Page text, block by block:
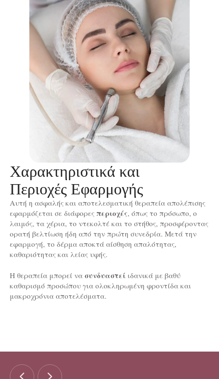
Χαρακτηριστικά και
Περιοχές Εφαρμογής
Αυτή η ασφαλής και αποτελεσματική θεραπεία απολέπισης
εφαρμόζεται σε διάφορες περιοχές, όπως το πρόσωπο, ο
λαιμός, τα χέρια, το ντεκολτέ και το στήθος, προσφέροντας
ορατή βελτίωση ήδη από την πρώτη συνεδρία. Μετά την
εφαρμογή, το δέρμα αποκτά αίσθηση απαλότητας,
καθαριότητας και λείας υφής.
Η θεραπεία μπορεί να συνδυαστεί ιδανικά με βαθύ
καθαρισμό προσώπου για ολοκληρωμένη φροντίδα και
μακροχρόνια αποτελέσματα.